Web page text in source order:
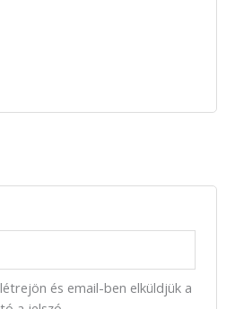
és email-ben elküldjük a